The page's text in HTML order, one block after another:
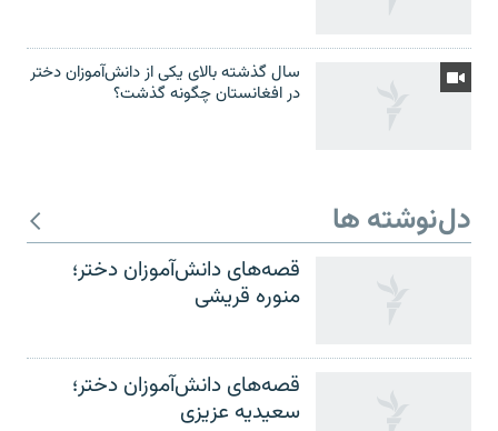
سال گذشته بالای یکی از دانش‌آموزان دختر
در افغانستان چگونه گذشت؟
دل‌نوشته ها
قصه‌های دانش‌آموزان دختر؛
منوره قریشی
قصه‌های دانش‌آموزان دختر؛
سعیدیه عزیزی